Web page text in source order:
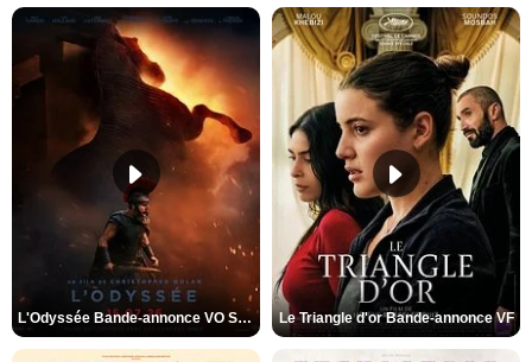
L'Odyssée Bande-annonce VO STFR Le Triangle d'or Bande-annonce VF